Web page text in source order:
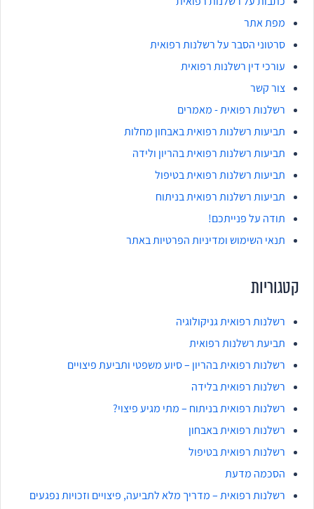
מפת אתר
סרטוני הסבר על רשלנות רפואית
עורכי דין רשלנות רפואית
צור קשר
רשלנות רפואית - מאמרים
תביעות רשלנות רפואית באבחון מחלות
תביעות רשלנות רפואית בהריון ולידה
תביעות רשלנות רפואית בטיפול
תביעות רשלנות רפואית בניתוח
תודה על פנייתכם!
תנאי השימוש ומדיניות הפרטיות באתר
קטגוריות
רשלנות רפואית גניקולוגיה
תביעת רשלנות רפואית
רשלנות רפואית בהריון – סיוע משפטי ותביעת פיצויים
רשלנות רפואית בלידה
רשלנות רפואית בניתוח – מתי מגיע פיצוי?
רשלנות רפואית באבחון
רשלנות רפואית בטיפול
הסכמה מדעת
רשלנות רפואית – מדריך מלא לתביעה, פיצויים וזכויות נפגעים